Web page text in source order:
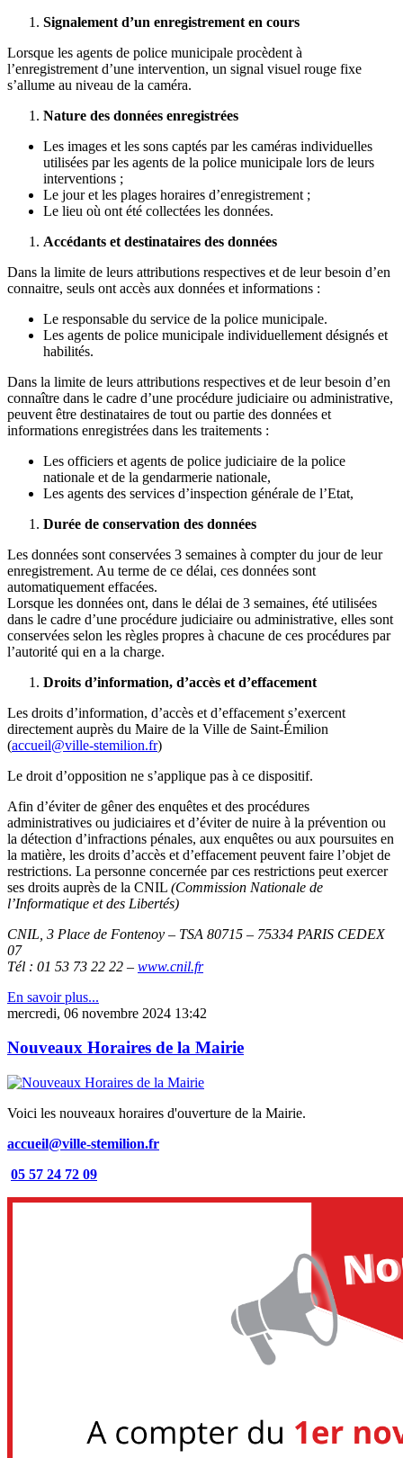
Signalement d’un enregistrement en cours
Lorsque les agents de police municipale procèdent à
l’enregistrement d’une intervention, un signal visuel rouge fixe
s’allume au niveau de la caméra.
Nature des données enregistrées
Les images et les sons captés par les caméras individuelles
utilisées par les agents de la police municipale lors de leurs
interventions ;
Le jour et les plages horaires d’enregistrement ;
Le lieu où ont été collectées les données.
Accédants et destinataires des données
Dans la limite de leurs attributions respectives et de leur besoin d’en
connaitre, seuls ont accès aux données et informations :
Le responsable du service de la police municipale.
Les agents de police municipale individuellement désignés et
habilités.
Dans la limite de leurs attributions respectives et de leur besoin d’en
connaître dans le cadre d’une procédure judiciaire ou administrative,
peuvent être destinataires de tout ou partie des données et
informations enregistrées dans les traitements :
Les officiers et agents de police judiciaire de la police
nationale et de la gendarmerie nationale,
Les agents des services d’inspection générale de l’Etat,
Durée de conservation des données
Les données sont conservées 3 semaines à compter du jour de leur
enregistrement. Au terme de ce délai, ces données sont
automatiquement effacées.
Lorsque les données ont, dans le délai de 3 semaines, été utilisées
dans le cadre d’une procédure judiciaire ou administrative, elles sont
conservées selon les règles propres à chacune de ces procédures par
l’autorité qui en a la charge.
Droits d’information, d’accès et d’effacement
Les droits d’information, d’accès et d’effacement s’exercent
directement auprès du Maire de la Ville de Saint-Émilion
(accueil@ville-stemilion.fr)
Le droit d’opposition ne s’applique pas à ce dispositif.
Afin d’éviter de gêner des enquêtes et des procédures
administratives ou judiciaires et d’éviter de nuire à la prévention ou
la détection d’infractions pénales, aux enquêtes ou aux poursuites en
la matière, les droits d’accès et d’effacement peuvent faire l’objet de
restrictions. La personne concernée par ces restrictions peut exercer
ses droits auprès de la CNIL (Commission Nationale de
l’Informatique et des Libertés)
CNIL, 3 Place de Fontenoy – TSA 80715 – 75334 PARIS CEDEX
07
Tél : 01 53 73 22 22 – www.cnil.fr
En savoir plus...
mercredi, 06 novembre 2024 13:42
Nouveaux Horaires de la Mairie
Voici les nouveaux horaires d'ouverture de la Mairie.
accueil@ville-stemilion.fr
05 57 24 72 09